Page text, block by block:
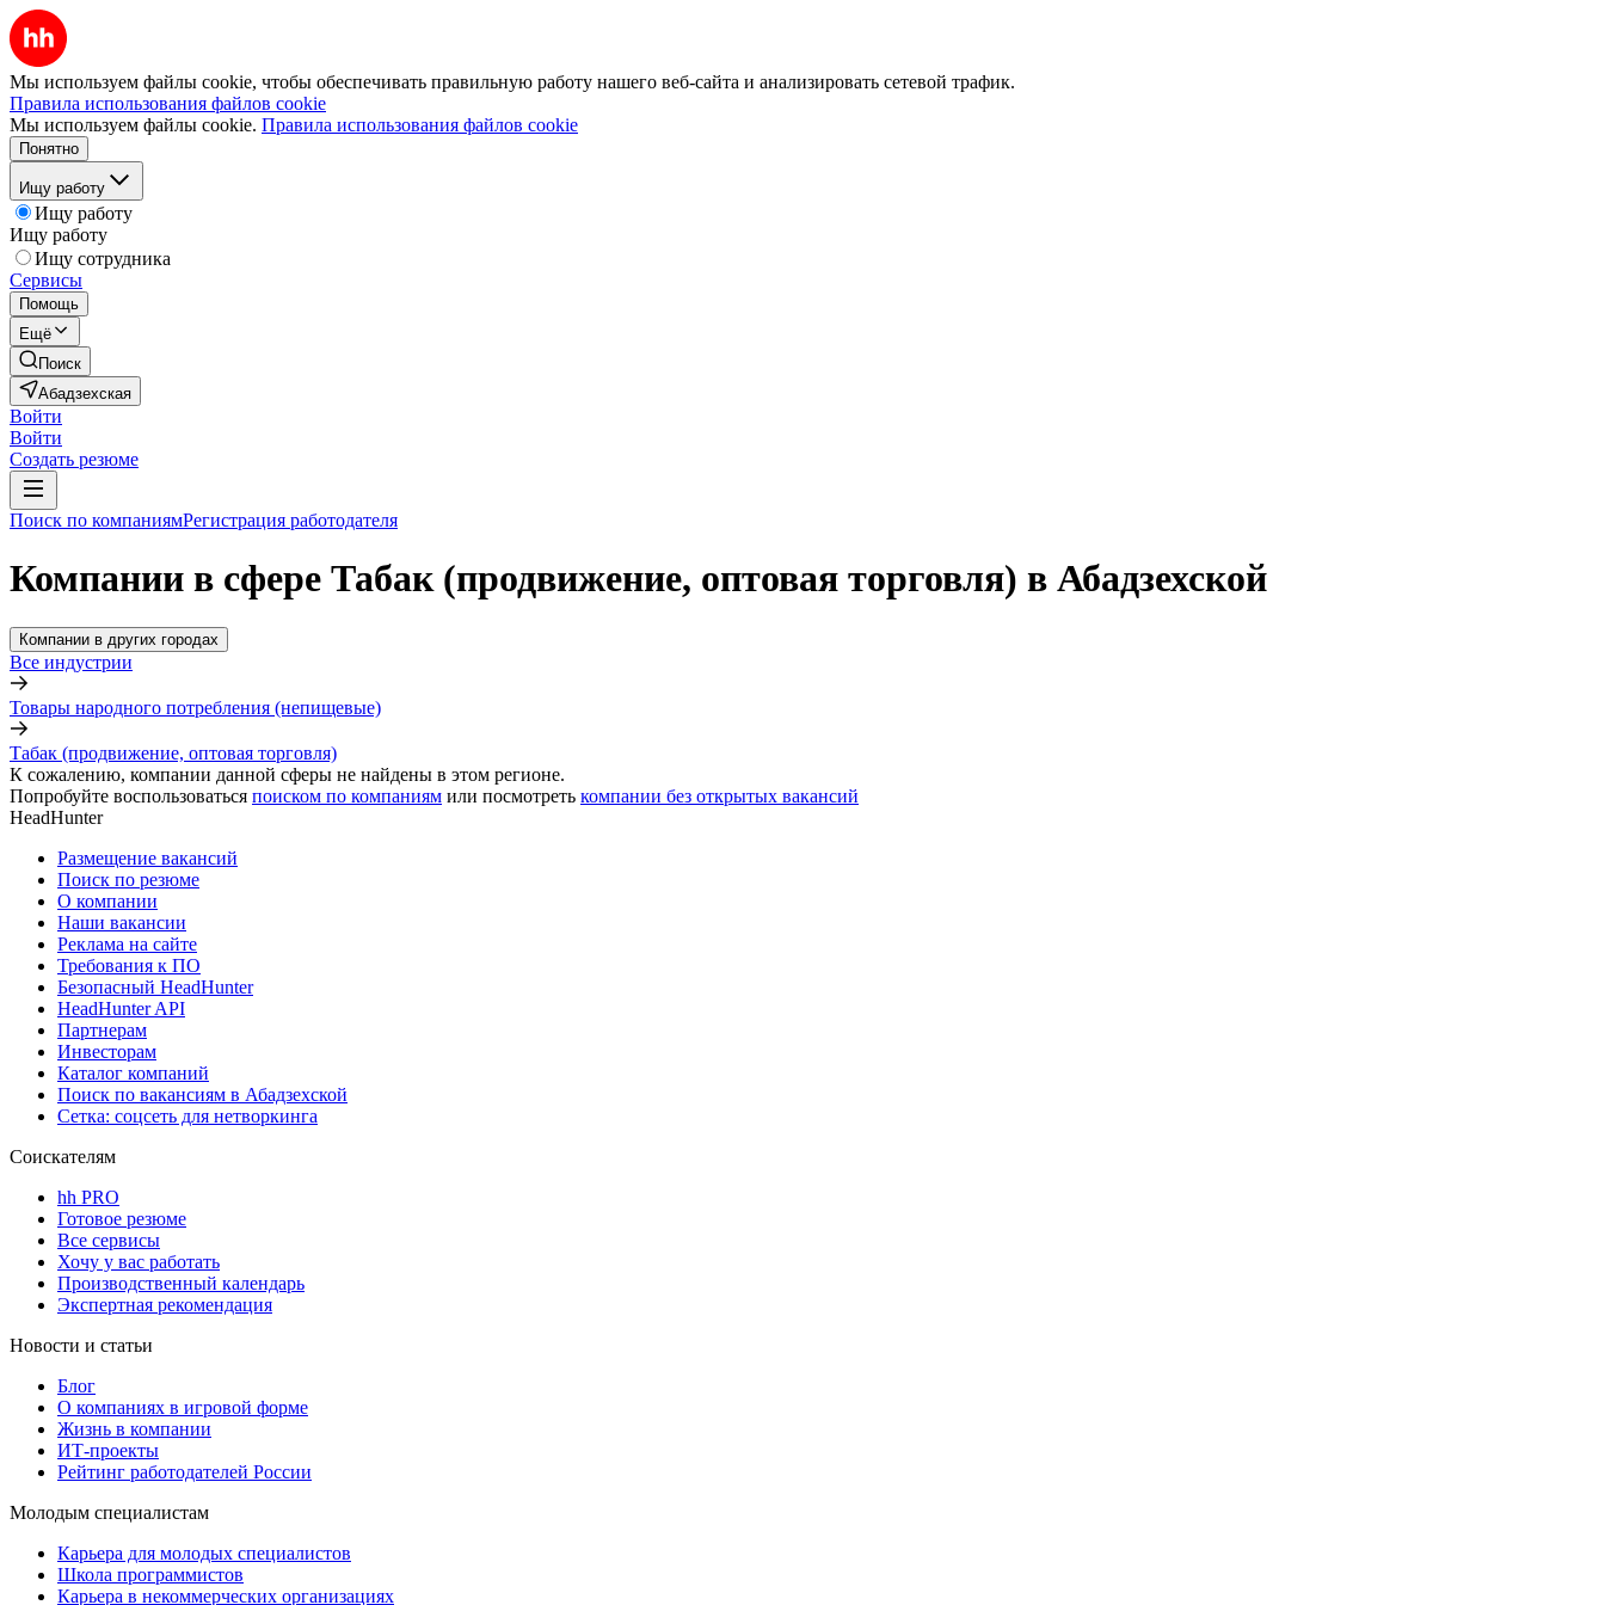
Мы используем файлы cookie, чтобы обеспечивать правильную работу нашего веб-сайта и анализировать сетевой трафик.
Правила использования файлов cookie
Мы используем файлы cookie. Правила использования файлов cookie
Понятно
Ищу работу
Ищу работу
Ищу работу
Ищу сотрудника
Сервисы
Помощь
Ещё
Поиск
Абадзехская
Войти
Войти
Создать резюме
Поиск по компаниямРегистрация работодателя
Компании в сфере Табак (продвижение, оптовая торговля) в Абадзехской
Компании в других городах
Все индустрии
Товары народного потребления (непищевые)
Табак (продвижение, оптовая торговля)
К сожалению, компании данной сферы не найдены в этом регионе.
Попробуйте воспользоваться поиском по компаниям или посмотреть компании без открытых вакансий
HeadHunter
Размещение вакансий
Поиск по резюме
О компании
Наши вакансии
Реклама на сайте
Требования к ПО
Безопасный HeadHunter
HeadHunter API
Партнерам
Инвесторам
Каталог компаний
Поиск по вакансиям в Абадзехской
Сетка: соцсеть для нетворкинга
Соискателям
hh PRO
Готовое резюме
Все сервисы
Хочу у вас работать
Производственный календарь
Экспертная рекомендация
Новости и статьи
Блог
О компаниях в игровой форме
Жизнь в компании
ИТ-проекты
Рейтинг работодателей России
Молодым специалистам
Карьера для молодых специалистов
Школа программистов
Карьера в некоммерческих организациях